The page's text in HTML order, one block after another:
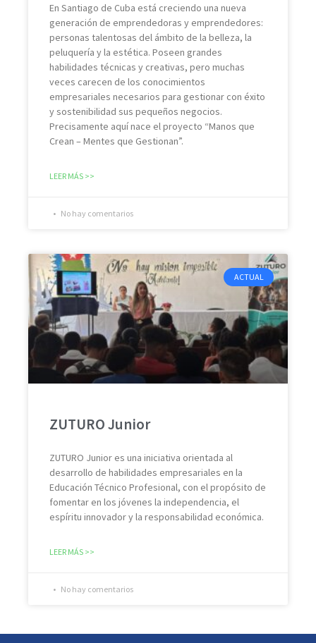
En Santiago de Cuba está creciendo una nueva
generación de emprendedoras y emprendedores:
personas talentosas del ámbito de la belleza, la
peluquería y la estética. Poseen grandes
habilidades técnicas y creativas, pero muchas
veces carecen de los conocimientos
empresariales necesarios para gestionar con éxito
y sostenibilidad sus pequeños negocios.
Precisamente aquí nace el proyecto “Manos que
Crean – Mentes que Gestionan”.
LEER MÁS >>
No hay comentarios
ACTUAL
ZUTURO Junior
ZUTURO Junior es una iniciativa orientada al
desarrollo de habilidades empresariales en la
Educación Técnico Profesional, con el propósito de
fomentar en los jóvenes la independencia, el
espíritu innovador y la responsabilidad económica.
LEER MÁS >>
No hay comentarios